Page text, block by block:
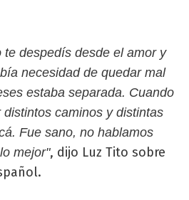
te despedís desde el amor y
necesidad de quedar mal
estaba separada. Cuando
caminos y distintas
Fue sano, no hablamos
mejor", dijo Luz Tito sobre